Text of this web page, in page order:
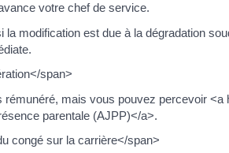
votre chef de service.
modification est due à la dégradation
span>
mais vous pouvez percevoir
parentale (AJPP)</a>.
congé sur la carrière</span>